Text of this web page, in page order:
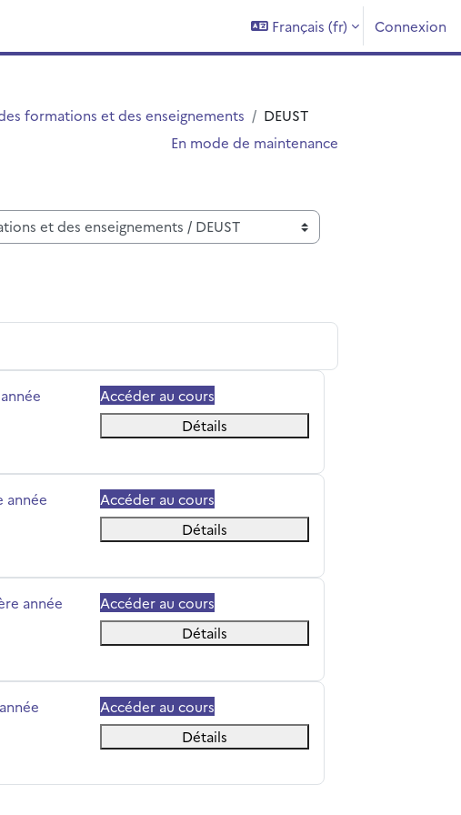
Français ‎(fr)‎ Connexion
formations et des enseignements
DEUST
En mode de maintenance
Accéder au cours
Détails
année
Accéder au cours
Détails
année
Accéder au cours
Détails
Accéder au cours
Détails